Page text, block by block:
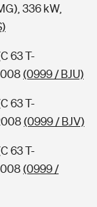
336 kW,
63 T-
(0999 / BJU)
63 T-
(0999 / BJV)
63 T-
(0999 /